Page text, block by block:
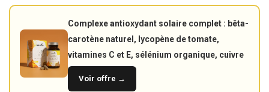
Complexe antioxydant solaire complet : bêta-
carotène naturel, lycopène de tomate,
vitamines C et E, sélénium organique, cuivre
Voir offre →